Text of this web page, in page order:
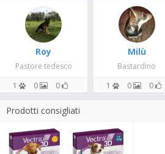
Roy
Pastore tedesco
1
0 0
Milù
Bastardino
1
0 0
Prodotti consigliati